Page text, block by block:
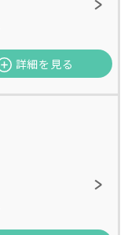
詳細を見る